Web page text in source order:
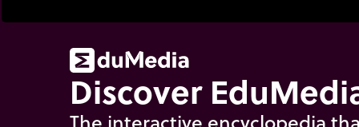
Discover